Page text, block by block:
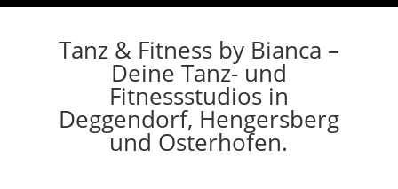
Tanz & Fitness by Bianca –
Deine Tanz- und
Fitnessstudios in
Deggendorf, Hengersberg
und Osterhofen.